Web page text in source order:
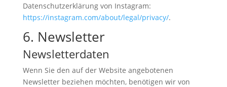
Datenschutzerklärung von Instagram:
https://instagram.com/about/legal/privacy/.
6. Newsletter
Newsletter­daten
Wenn Sie den auf der Website angebotenen
Newsletter beziehen möchten, benötigen wir von